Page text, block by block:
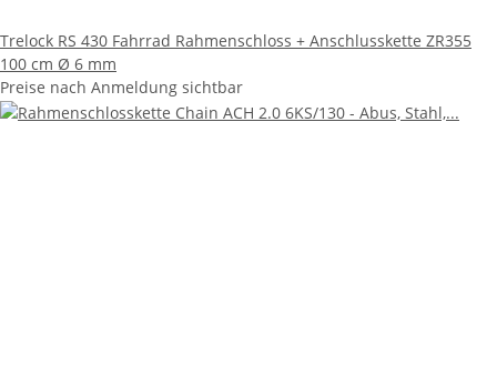
Trelock RS 430 Fahrrad Rahmenschloss + Anschlusskette ZR355
100 cm Ø 6 mm
Preise nach Anmeldung sichtbar